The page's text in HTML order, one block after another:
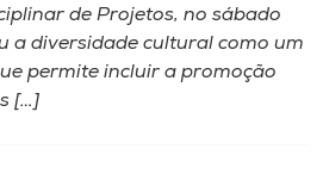
de Projetos, no sábado
a diversidade cultural como um
permite incluir a promoção
[…]